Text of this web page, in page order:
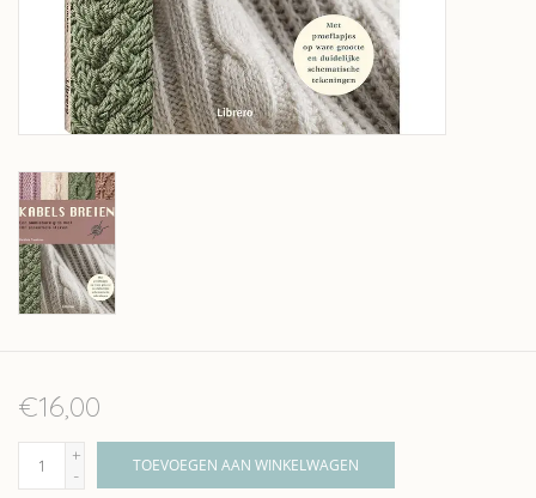
€16,00
+
-
TOEVOEGEN AAN WINKELWAGEN